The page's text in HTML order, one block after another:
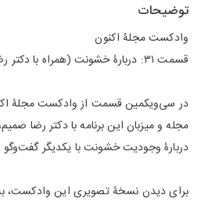
توضیحات
وادکست مجلۀ اکنون
قسمت ۳۱: دربارۀ خشونت (همراه با دکتر رضا صمیم)
در سی‌ویکمین قسمت از وادکست مجلۀ
مجله و میزبان این برنامه با دکتر رضا
دربارۀ وجودیت خشونت با یکدیگر
برای دیدن نسخۀ تصویری این وادکست، به